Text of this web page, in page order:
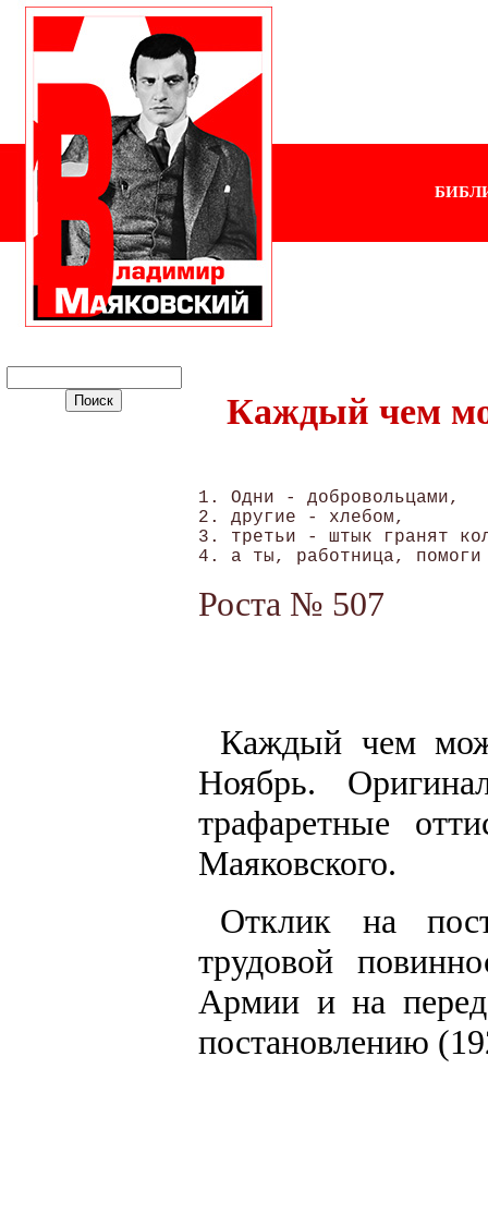
Каждый чем
1. Одни - добровольцами,
2. другие - хлебом,
3. третьи - штык гранят
Роста № 507
Каждый чем
Ноябрь.
трафаретные
Маяковского.
Отклик на
трудовой
Армии и на
постановлению